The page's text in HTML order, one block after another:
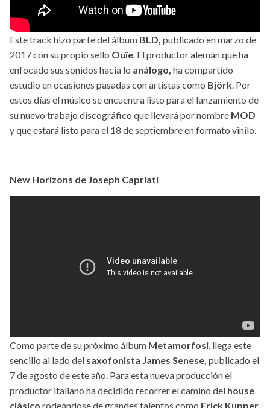
Este track hizo parte del álbum BLD, publicado en marzo de
2017 con su propio sello Ouïe. El productor alemán que ha
enfocado sus sonidos hacía lo análogo, ha compartido
estudio en ocasiones pasadas con artistas como Björk. Por
estos días el músico se encuentra listo para el lanzamiento de
su nuevo trabajo discográfico que llevará por nombre MOD
y que estará listo para el 18 de septiembre en formato vinilo.
New Horizons de Joseph Capriati
Como parte de su próximo álbum Metamorfosi, llega este
sencillo al lado del saxofonista James Senese, publicado el
7 de agosto de este año. Para esta nueva producción el
productor italiano ha decidido recorrer el camino del house
clásico rodeándose de grandes talentos como Erick Kupper